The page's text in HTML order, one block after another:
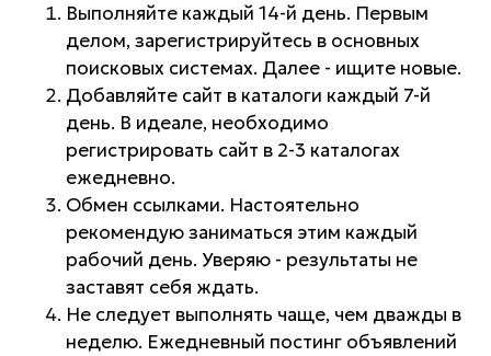
Выполняйте каждый 14-й день. Первым
делом, зарегистрируйтесь в основных
поисковых системах. Далее - ищите новые.
Добавляйте сайт в каталоги каждый 7-й
день. В идеале, необходимо
регистрировать сайт в 2-3 каталогах
ежедневно.
Обмен ссылками. Настоятельно
рекомендую заниматься этим каждый
рабочий день. Уверяю - результаты не
заставят себя ждать.
Не следует выполнять чаще, чем дважды в
неделю. Ежедневный постинг объявлений